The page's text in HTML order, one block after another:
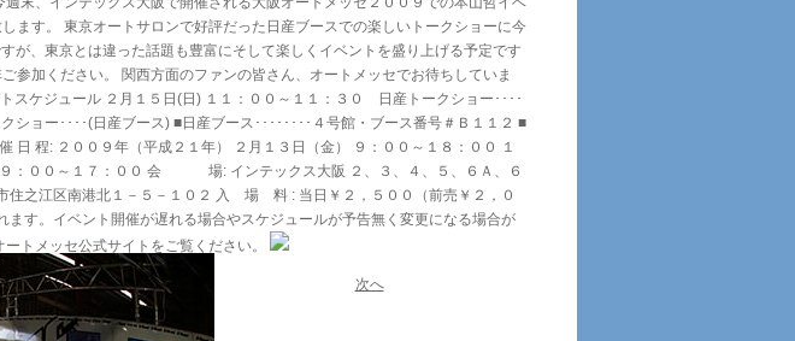
ます。 東京オートサロンで好評だった日産ブースでの楽しいトークショーに今
が、東京とは違った話題も豊富にそして楽しくイベントを盛り上げる予定です
参加ください。 関西方面のファンの皆さん、オートメッセでお待ちしていま
スケジュール ２月１５日(日) １１：００～１１：３０ 日産トークショー････
ョー････(日産ブース) ■日産ブース････････４号館・ブース番号＃Ｂ１１２ ■
: ２００９年（平成２１年） ２月１３日（金） ９：００～１８：００ １
９：００～１７：００ 会 場: インテックス大阪 ２、３、４、５、６Ａ、６
住之江区南港北１－５－１０２ 入 場 料 : 当日￥２，５００（前売￥２，０
ます。イベント開催が遅れる場合やスケジュールが予告無く変更になる場合が
トメッセ公式サイトをご覧ください。
次へ